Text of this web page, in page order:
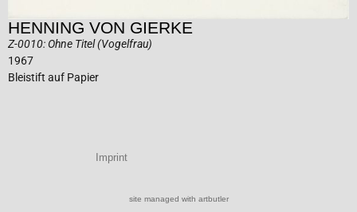
HENNING VON GIERKE
Z-0010: Ohne Titel (Vogelfrau)
1967
Bleistift auf Papier
Imprint
site managed with artbutler